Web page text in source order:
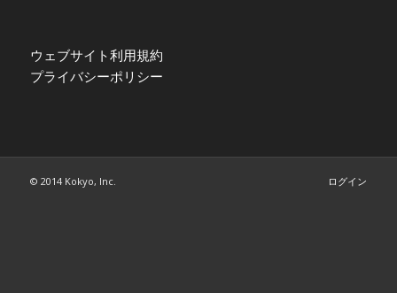
ウェブサイト利用規約
プライバシーポリシー
© 2014 Kokyo, Inc. ログイン